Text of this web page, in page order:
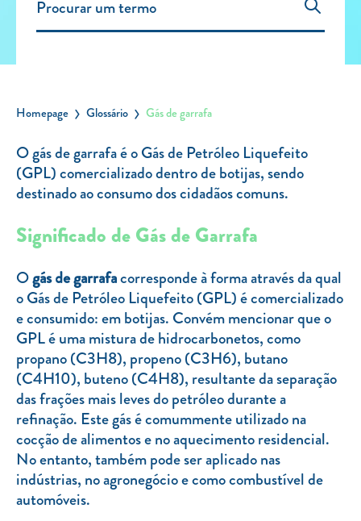
Carregar Fora de Casa
Leituras
Sobre nós
Contactos
FAQ
Blog
Mais informações
SERVIÇOS
ROTULAGEM
JUNTE-SE A NÓS
TARIFA SOCIAL
APP MOBILE
CONTADORES ELÉTRICOS
FATURAS
PRÉMIOS
Homepage Glossário Gás de garrafa
O gás de garrafa é o Gás de Petróleo Liquefeito
(GPL) comercializado dentro de botijas, sendo
destinado ao consumo dos cidadãos comuns.
Significado de Gás de Garrafa
Ogás de garrafacorresponde à forma através da qual
o Gás de Petróleo Liquefeito (GPL) é comercializado
e consumido: em botijas. Convém mencionar que o
GPL é uma mistura de hidrocarbonetos, como
propano (C3H8), propeno (C3H6), butano
(C4H10), buteno (C4H8), resultante da separação
das frações mais leves do petróleo durante a
refinação. Este gás é comummente utilizado na
cocção de alimentos e no aquecimento residencial.
No entanto, também pode ser aplicado nas
indústrias, no agronegócio e como combustível de
automóveis.